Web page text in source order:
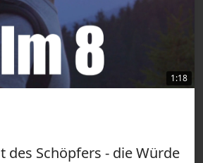
1:18
des Schöpfers - die Würde